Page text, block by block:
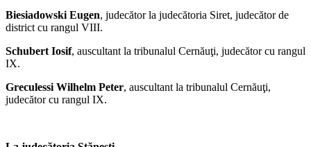
Biesiadowski Eugen, judecător la judecătoria Siret, judecător de
district cu rangul VIII.
Schubert Iosif, auscultant la tribunalul Cernăuţi, judecător cu rangul
IX.
Greculessi Wilhelm Peter, auscultant la tribunalul Cernăuţi,
judecător cu rangul IX.